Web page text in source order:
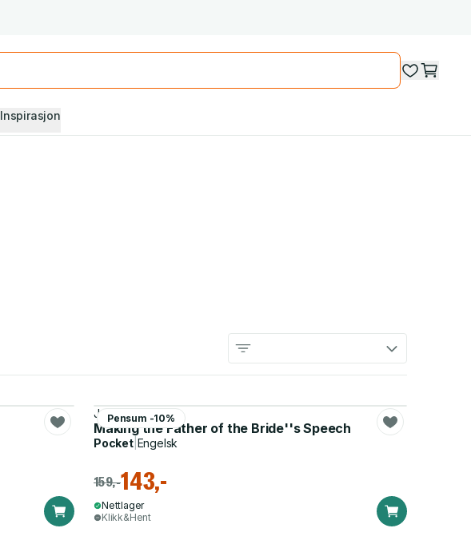
Inspirasjon
Pensum -10%
John Bowden
Making the Father of the Bride''s Speech
Pocket| Engelsk
159,-143,-
Nettlager
Klikk&Hent